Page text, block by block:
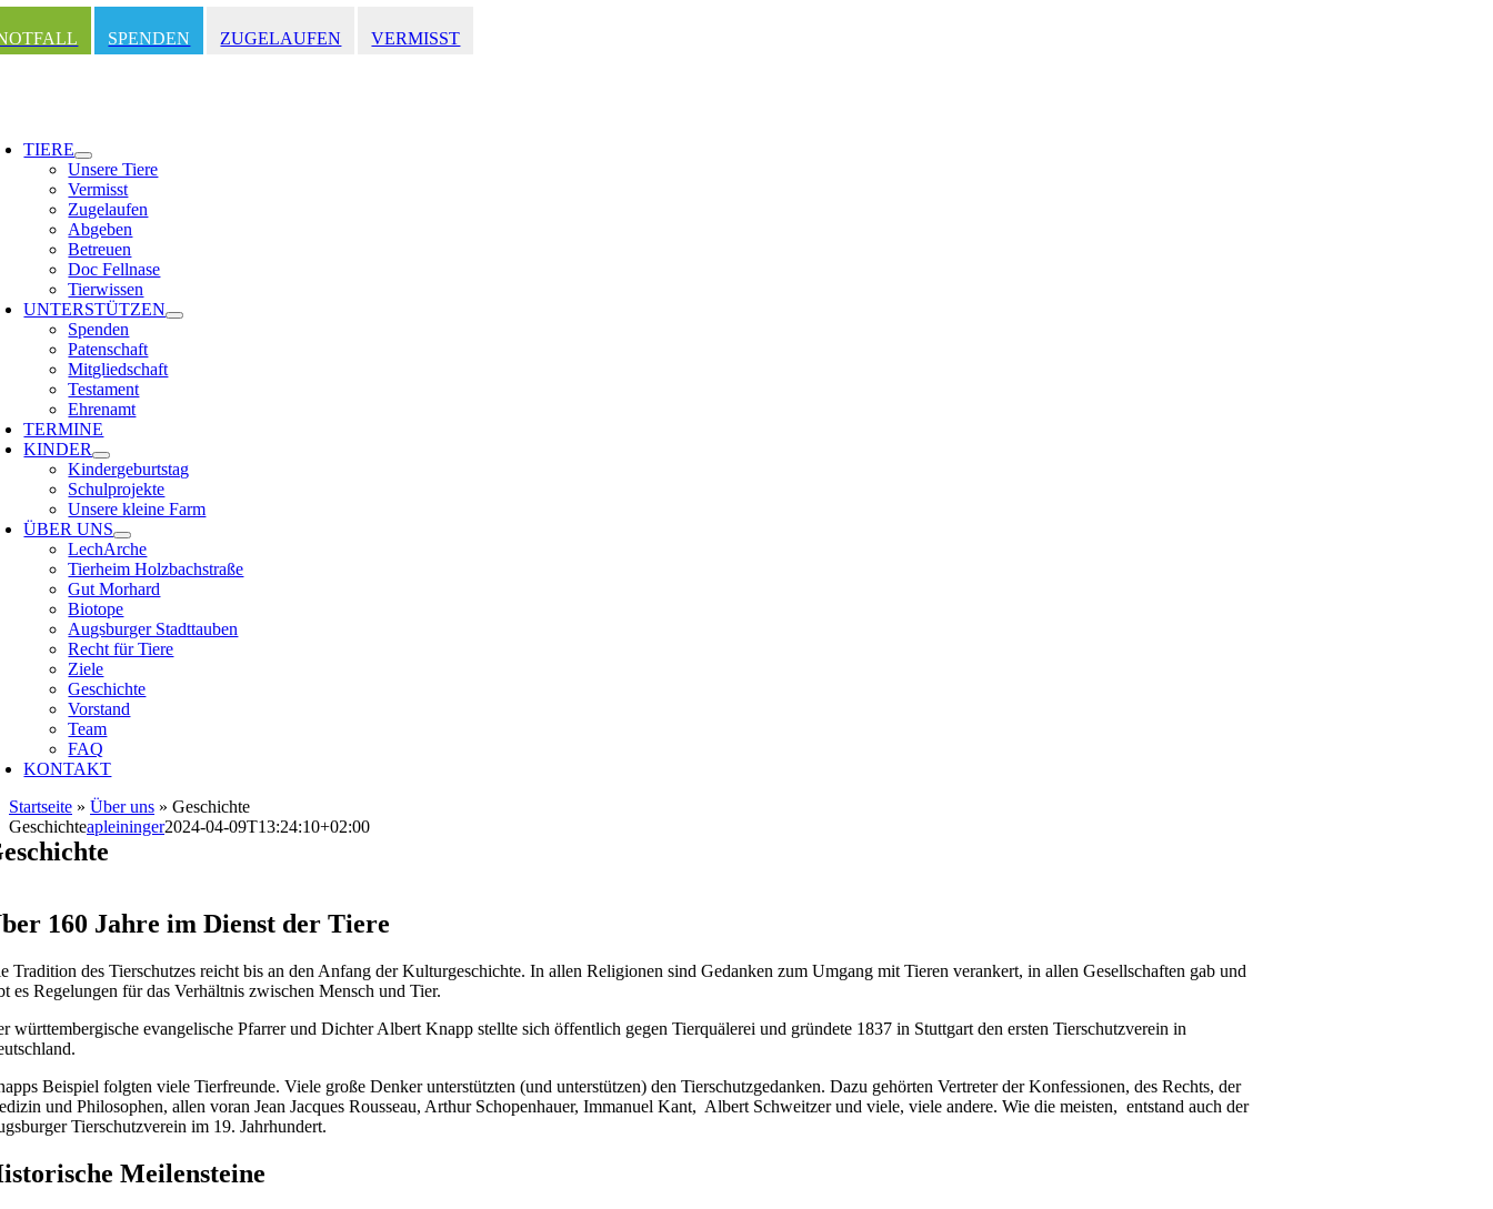
Inhalt
springen
SPENDEN ZUGELAUFEN VERMISST
TIERE
Unsere Tiere
Vermisst
Zugelaufen
Abgeben
Betreuen
Doc Fellnase
Tierwissen
UNTERSTÜTZEN
Spenden
Patenschaft
Mitgliedschaft
Testament
Ehrenamt
TERMINE
KINDER
Kindergeburtstag
Schulprojekte
Unsere kleine Farm
ÜBER UNS
LechArche
Tierheim Holzbachstraße
Gut Morhard
Biotope
Augsburger Stadttauben
Recht für Tiere
Ziele
Geschichte
Vorstand
Team
FAQ
KONTAKT
Startseite » Über uns » Geschichte
Geschichteapleininger2024-04-09T13:24:10+02:00
160 Jahre im Dienst der Tiere
Tradition des Tierschutzes reicht bis an den Anfang der Kulturgeschichte. In allen Religionen sind Gedanken zum Umgang mit Tieren verankert, in allen Gesellschaften gab und
es Regelungen für das Verhältnis zwischen Mensch und Tier.
württembergische evangelische Pfarrer und Dichter Albert Knapp stellte sich öffentlich gegen Tierquälerei und gründete 1837 in Stuttgart den ersten Tierschutzverein in
Beispiel folgten viele Tierfreunde. Viele große Denker unterstützten (und unterstützen) den Tierschutzgedanken. Dazu gehörten Vertreter der Konfessionen, des Rechts, der
und Philosophen, allen voran Jean Jacques Rousseau, Arthur Schopenhauer, Immanuel Kant, Albert Schweitzer und viele, viele andere. Wie die meisten, entstand auch der
Tierschutzverein im 19. Jahrhundert.
Meilensteine